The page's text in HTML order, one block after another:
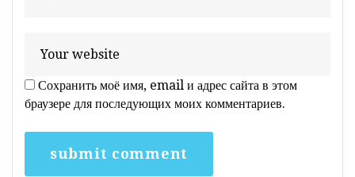
Сохранить моё имя, email и адрес сайта в этом
браузере для последующих моих комментариев.